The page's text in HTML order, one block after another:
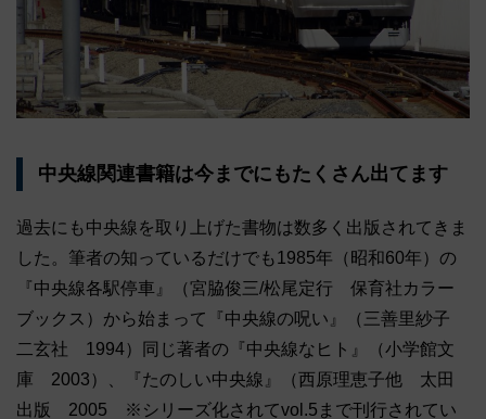
中央線関連書籍は今までにもたくさん出てます
過去にも中央線を取り上げた書物は数多く出版されてきま
した。筆者の知っているだけでも1985年（昭和60年）の
『中央線各駅停車』（宮脇俊三/松尾定行 保育社カラー
ブックス）から始まって『中央線の呪い』（三善里紗子
二玄社 1994）同じ著者の『中央線なヒト』（小学館文
庫 2003）、『たのしい中央線』（西原理恵子他 太田
出版 2005 ※シリーズ化されてvol.5まで刊行されてい